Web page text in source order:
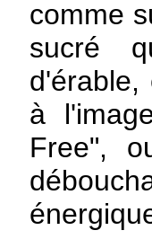
comme
sucré
à
Free",